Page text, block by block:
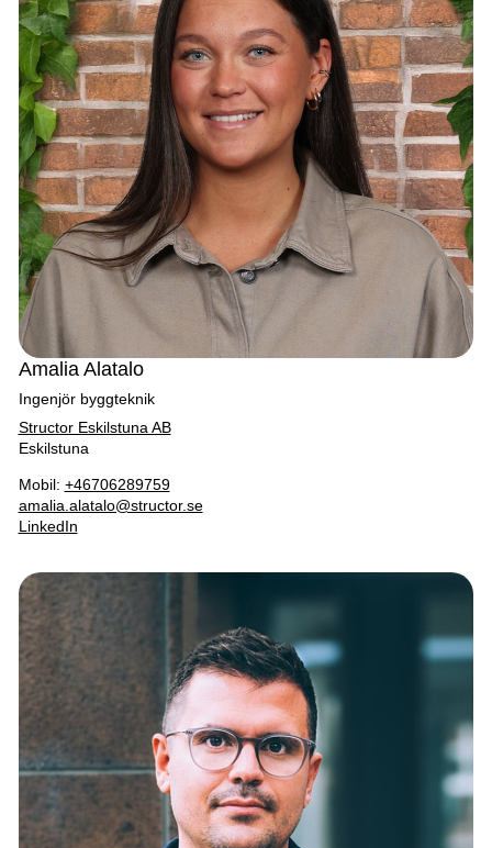
Amalia Alatalo
Ingenjör byggteknik
Structor Eskilstuna AB
Eskilstuna
Mobil: +46706289759
amalia.alatalo@structor.se
LinkedIn